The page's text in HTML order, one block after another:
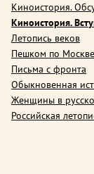
Киноистория.
Киноистория.
Летопись веков
Пешком по Москве
Письма с фронта
Обыкновенная
Женщины в
Российская